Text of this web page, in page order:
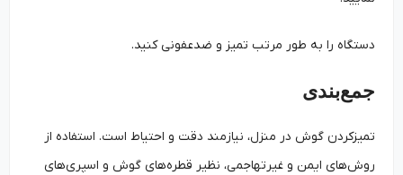
دستگاه را به طور مرتب تمیز و ضدعفونی کنید.
جمع‌بندی
تمیزکردن گوش در منزل، نیازمند دقت و احتیاط است. استفاده از
روش‌های ایمن و غیرتهاجمی، نظیر قطره‌های گوش و اسپری‌های